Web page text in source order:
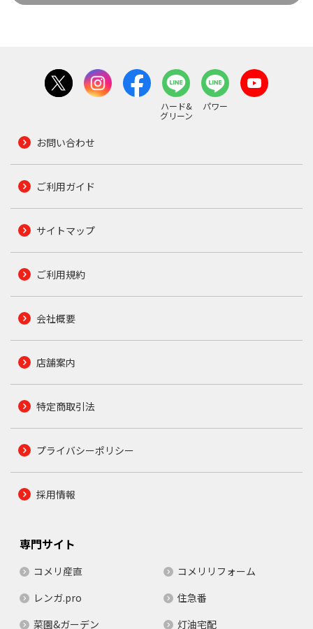
ハード&
グリーン
パワー
お問い合わせ
ご利用ガイド
サイトマップ
ご利用規約
会社概要
店舗案内
特定商取引法
プライバシーポリシー
採用情報
専門サイト
コメリ産直
コメリリフォーム
レンガ.pro
住急番
菜園&ガーデン
灯油宅配